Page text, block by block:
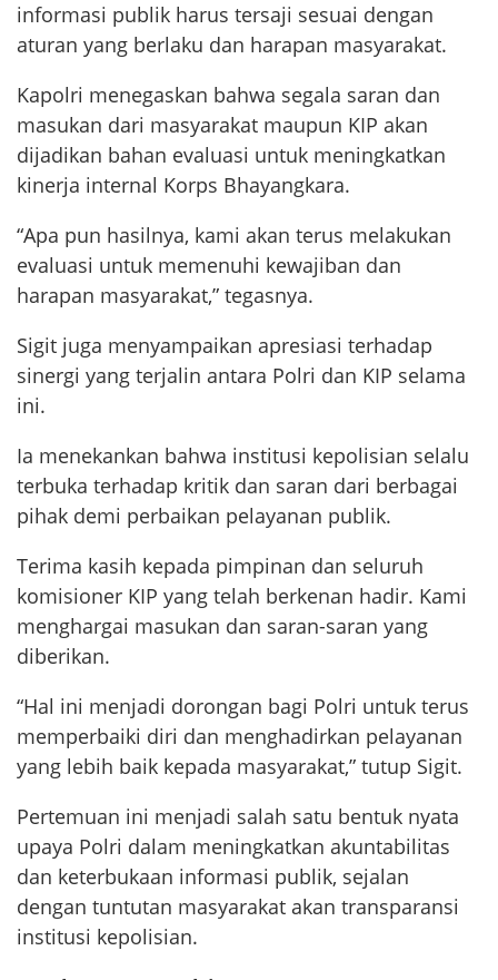
informasi publik harus tersaji sesuai dengan
aturan yang berlaku dan harapan masyarakat.
Kapolri menegaskan bahwa segala saran dan
masukan dari masyarakat maupun KIP akan
dijadikan bahan evaluasi untuk meningkatkan
kinerja internal Korps Bhayangkara.
“Apa pun hasilnya, kami akan terus melakukan
evaluasi untuk memenuhi kewajiban dan
harapan masyarakat,” tegasnya.
Sigit juga menyampaikan apresiasi terhadap
sinergi yang terjalin antara Polri dan KIP selama
ini.
Ia menekankan bahwa institusi kepolisian selalu
terbuka terhadap kritik dan saran dari berbagai
pihak demi perbaikan pelayanan publik.
Terima kasih kepada pimpinan dan seluruh
komisioner KIP yang telah berkenan hadir. Kami
menghargai masukan dan saran-saran yang
diberikan.
“Hal ini menjadi dorongan bagi Polri untuk terus
memperbaiki diri dan menghadirkan pelayanan
yang lebih baik kepada masyarakat,” tutup Sigit.
Pertemuan ini menjadi salah satu bentuk nyata
upaya Polri dalam meningkatkan akuntabilitas
dan keterbukaan informasi publik, sejalan
dengan tuntutan masyarakat akan transparansi
institusi kepolisian.